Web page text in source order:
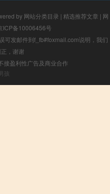
by 网站分类目录 | 精选推荐文章 | 网
ICP备10006456号
可发邮件到f_fb#foxmail.com说明，我们
，谢谢
接盈利性广告及商业合作
孩